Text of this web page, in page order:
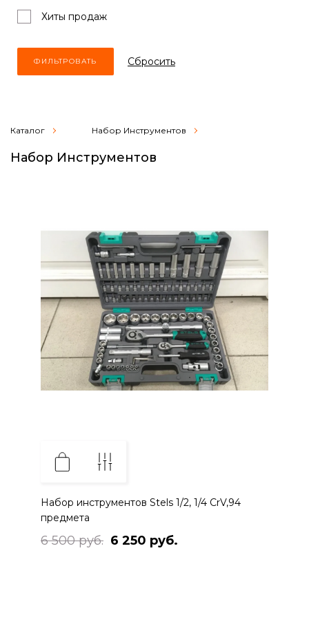
Хиты продаж
Cбросить
Каталог Набор Инструментов
Набор Инструментов
Набор инструментов Stels 1/2, 1/4 CrV,94
предмета
6 500 руб. 6 250 руб.